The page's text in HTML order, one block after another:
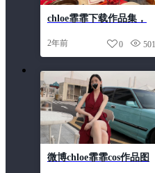
chloe霏霏下载作品集，
2年前 501
0
微博chloe霏霏cos作品图